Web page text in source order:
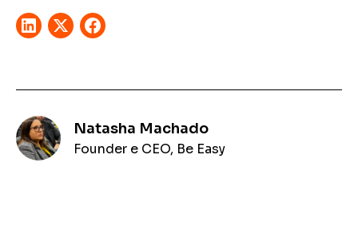
Natasha Machado
Founder e CEO, Be Easy